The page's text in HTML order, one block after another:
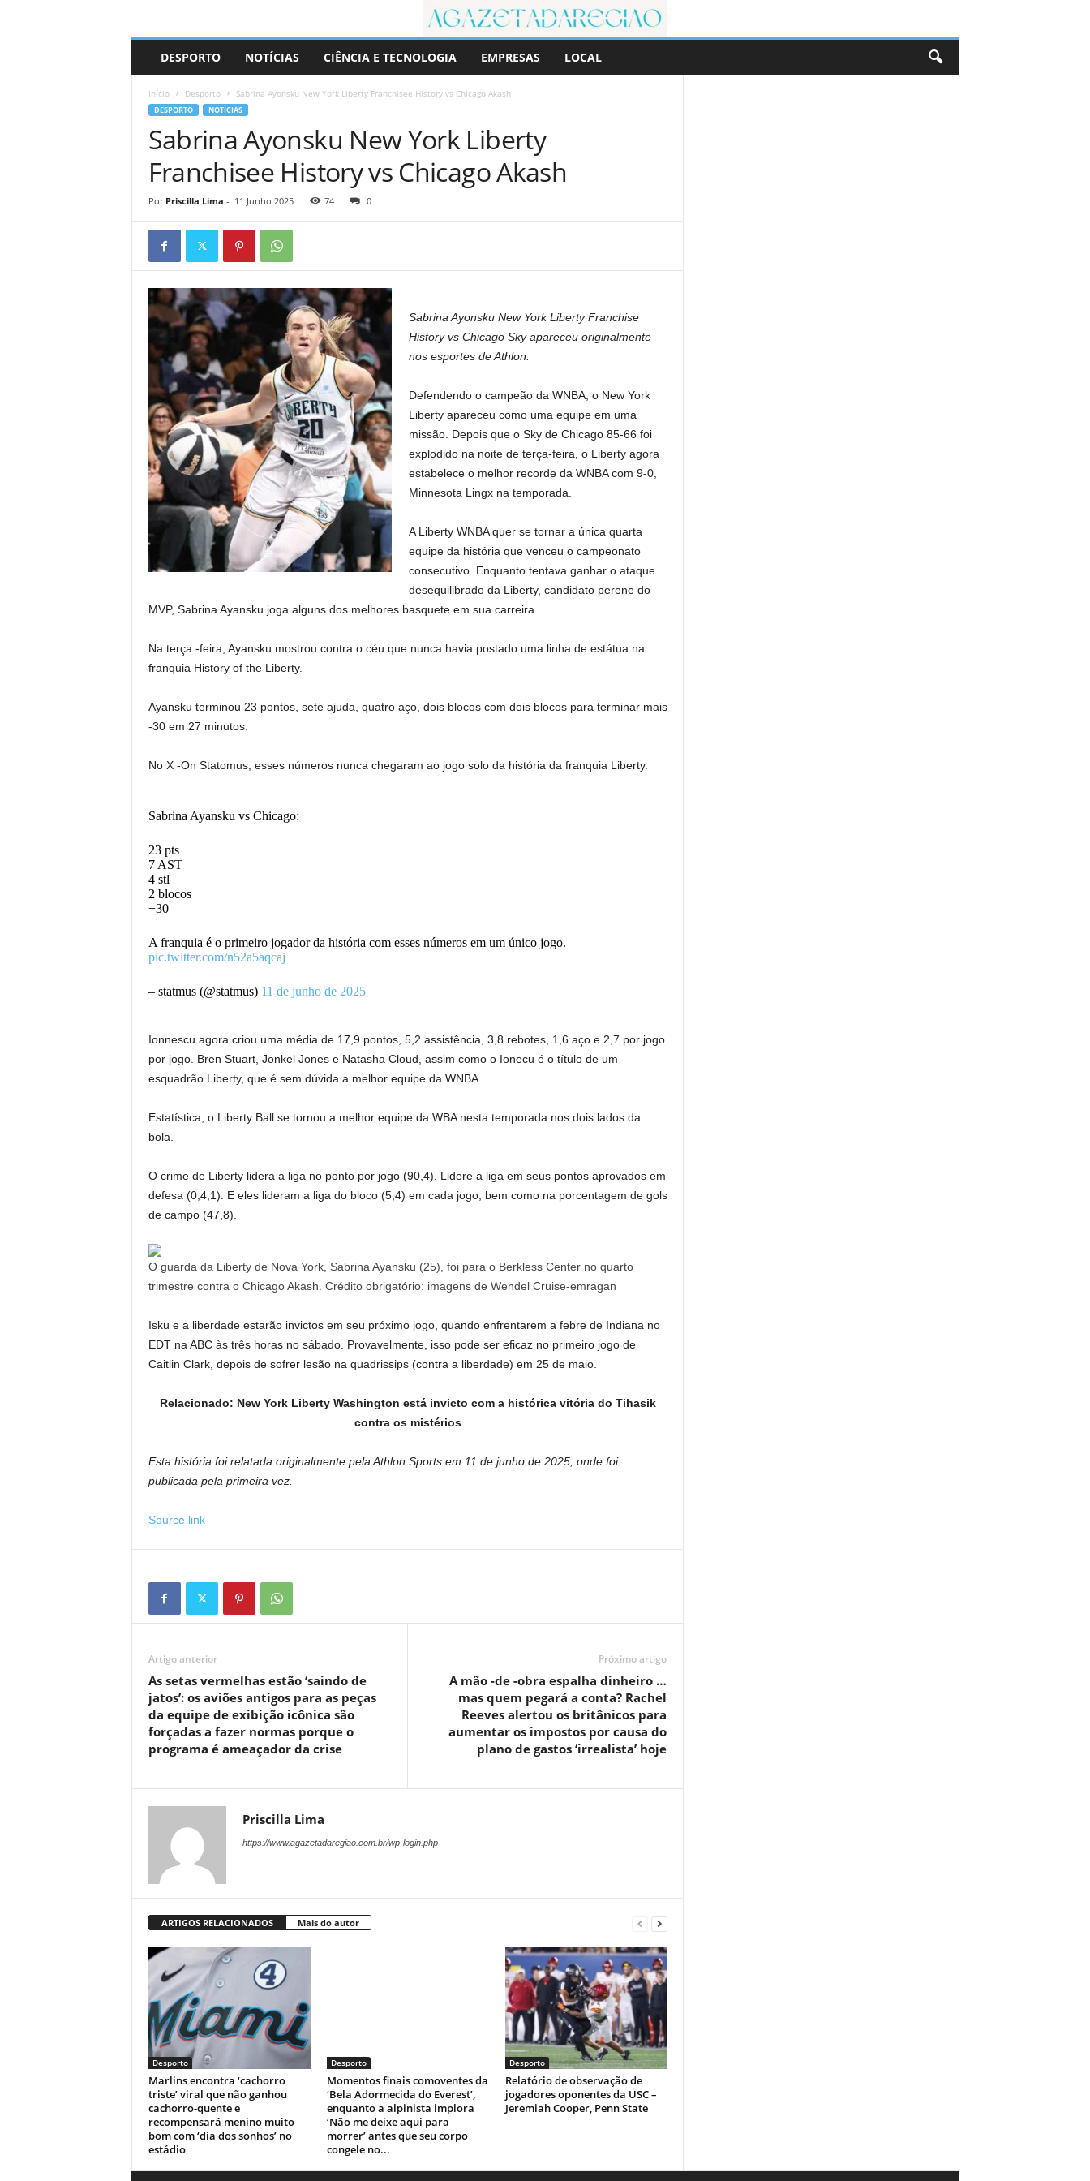
r
DESPORTO NOTÍCIAS CIÊNCIA E TECNOLOGIA EMPRESAS LOCAL
Início Desporto Sabrina Ayonsku New York Liberty Franchisee History vs Chicago Akash
DESPORTO NOTÍCIAS
Sabrina Ayonsku New York Liberty
Franchisee History vs Chicago Akash
Por Priscilla Lima - 11 Junho 2025 74 0
Sabrina Ayonsku New York Liberty Franchise
History vs Chicago Sky apareceu originalmente
nos esportes de Athlon.
Defendendo o campeão da WNBA, o New York
Liberty apareceu como uma equipe em uma
missão. Depois que o Sky de Chicago 85-66 foi
explodido na noite de terça-feira, o Liberty agora
estabelece o melhor recorde da WNBA com 9-0,
Minnesota Lingx na temporada.
A Liberty WNBA quer se tornar a única quarta
equipe da história que venceu o campeonato
consecutivo. Enquanto tentava ganhar o ataque
desequilibrado da Liberty, candidato perene do
MVP, Sabrina Ayansku joga alguns dos melhores basquete em sua carreira.
Na terça -feira, Ayansku mostrou contra o céu que nunca havia postado uma linha de estátua na
franquia History of the Liberty.
Ayansku terminou 23 pontos, sete ajuda, quatro aço, dois blocos com dois blocos para terminar mais
-30 em 27 minutos.
No X -On Statomus, esses números nunca chegaram ao jogo solo da história da franquia Liberty.
Sabrina Ayansku vs Chicago:
23 pts
7 AST
4 stl
2 blocos
+30
A franquia é o primeiro jogador da história com esses números em um único jogo.
pic.twitter.com/n52a5aqcaj
– statmus (@statmus) 11 de junho de 2025
Ionnescu agora criou uma média de 17,9 pontos, 5,2 assistência, 3,8 rebotes, 1,6 aço e 2,7 por jogo
por jogo. Bren Stuart, Jonkel Jones e Natasha Cloud, assim como o Ionecu é o título de um
esquadrão Liberty, que é sem dúvida a melhor equipe da WNBA.
Estatística, o Liberty Ball se tornou a melhor equipe da WBA nesta temporada nos dois lados da
bola.
O crime de Liberty lidera a liga no ponto por jogo (90,4). Lidere a liga em seus pontos aprovados em
defesa (0,4,1). E eles lideram a liga do bloco (5,4) em cada jogo, bem como na porcentagem de gols
de campo (47,8).
O guarda da Liberty de Nova York, Sabrina Ayansku (25), foi para o Berkless Center no quarto
trimestre contra o Chicago Akash. Crédito obrigatório: imagens de Wendel Cruise-emragan
Isku e a liberdade estarão invictos em seu próximo jogo, quando enfrentarem a febre de Indiana no
EDT na ABC às três horas no sábado. Provavelmente, isso pode ser eficaz no primeiro jogo de
Caitlin Clark, depois de sofrer lesão na quadrissips (contra a liberdade) em 25 de maio.
Relacionado: New York Liberty Washington está invicto com a histórica vitória do Tihasik
contra os mistérios
Esta história foi relatada originalmente pela Athlon Sports em 11 de junho de 2025, onde foi
publicada pela primeira vez.
Source link
Artigo anterior
As setas vermelhas estão ‘saindo de
jatos’: os aviões antigos para as peças
da equipe de exibição icônica são
forçadas a fazer normas porque o
programa é ameaçador da crise
Próximo artigo
A mão -de -obra espalha dinheiro …
mas quem pegará a conta? Rachel
Reeves alertou os britânicos para
aumentar os impostos por causa do
plano de gastos ‘irrealista’ hoje
Priscilla Lima
https://www.agazetadaregiao.com.br/wp-login.php
ARTIGOS RELACIONADOS Mais do autor
Desporto
Marlins encontra ‘cachorro
triste’ viral que não ganhou
cachorro-quente e
recompensará menino muito
bom com ‘dia dos sonhos’ no
estádio
Desporto
Momentos finais comoventes da
‘Bela Adormecida do Everest’,
enquanto a alpinista implora
‘Não me deixe aqui para
morrer’ antes que seu corpo
congele no...
Desporto
Relatório de observação de
jogadores oponentes da USC –
Jeremiah Cooper, Penn State